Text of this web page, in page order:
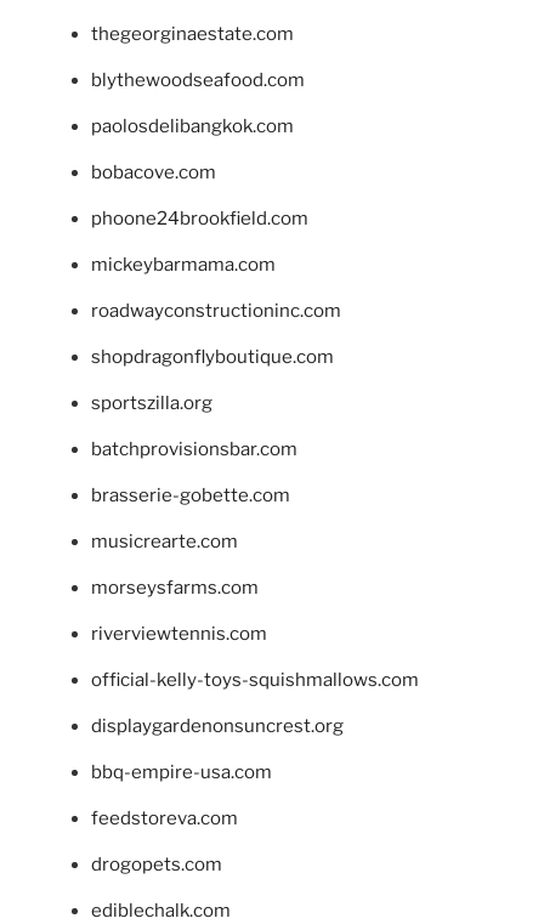
thegeorginaestate.com
blythewoodseafood.com
paolosdelibangkok.com
bobacove.com
phoone24brookfield.com
mickeybarmama.com
roadwayconstructioninc.com
shopdragonflyboutique.com
sportszilla.org
batchprovisionsbar.com
brasserie-gobette.com
musicrearte.com
morseysfarms.com
riverviewtennis.com
official-kelly-toys-squishmallows.com
displaygardenonsuncrest.org
bbq-empire-usa.com
feedstoreva.com
drogopets.com
ediblechalk.com